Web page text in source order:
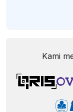
Kami